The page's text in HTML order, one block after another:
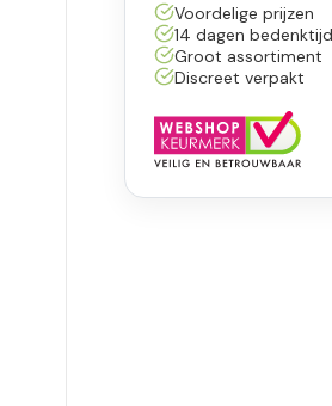
Voordelige prijzen
14 dagen bedenktijd
Groot assortiment
Discreet verpakt